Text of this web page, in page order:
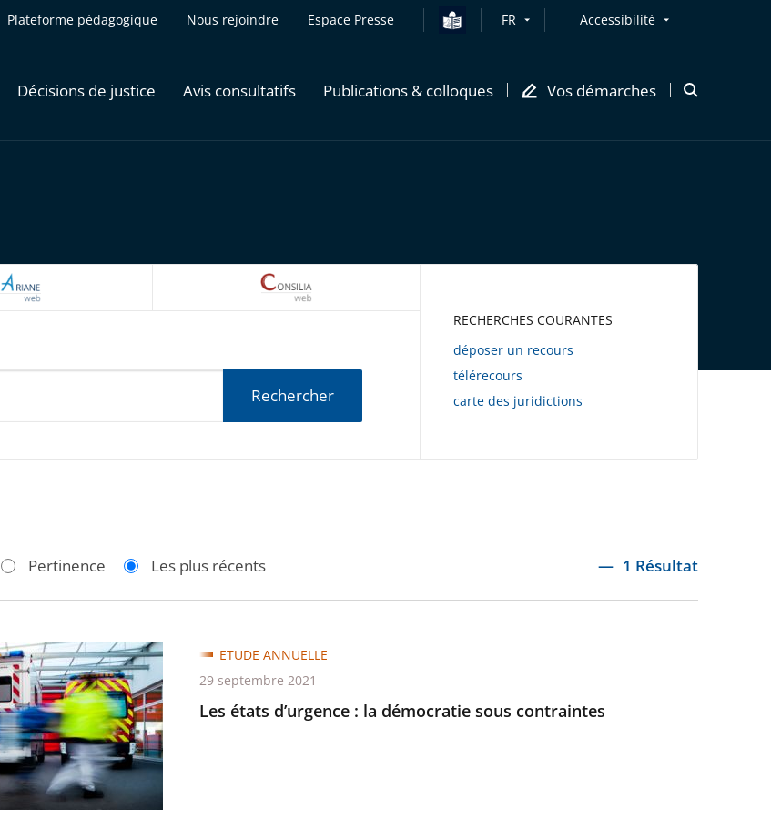
Plateforme pédagogique Nous rejoindre Espace Presse FR Accessibilité
Décisions de justice Avis consultatifs Publications & colloques Vos démarches
Ouvrir
ARIANEWEB
Rechercher
RECHERCHES COURANTES
déposer un recours
télérecours
carte des juridictions
Pertinence Les plus récents 1 Résultat
Les états d’urgence : la démocratie sous contraintes
ETUDE ANNUELLE
29 septembre 2021